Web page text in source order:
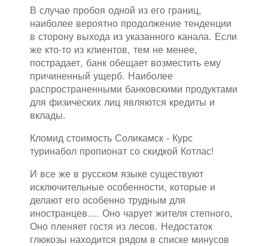
В случае пробоя одной из его границ,
наиболее вероятно продолжение тенденции
в сторону выхода из указанного канала. Если
же кто-то из клиентов, тем не менее,
пострадает, банк обещает возместить ему
причиненный ущерб. Наиболее
распространенными банковскими продуктами
для физических лиц являются кредиты и
вклады.
Кломид стоимость Соликамск - Курс
туринабол пропионат со скидкой Котлас!
И все же в русском языке существуют
исключительные особенности, которые и
делают его особенно трудным для
иностранцев.... Оно чарует жителя степного,
Оно пленяет гостя из лесов. Недостаток
глюкозы находится рядом в списке минусов